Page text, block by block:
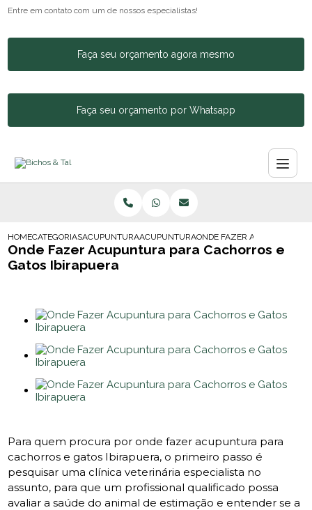
Entre em contato com um de nossos especialistas!
Faça seu orçamento agora mesmo
Faça seu orçamento por Whatsapp
HOMECATEGORIASACUPUNTURA ANIMALACUPUNTURA EM CAES E GATOS
ONDE FAZER ACUPUNTURA
Onde Fazer Acupuntura para Cachorros e
Gatos Ibirapuera
Para quem procura por onde fazer acupuntura para
cachorros e gatos Ibirapuera, o primeiro passo é
pesquisar uma clínica veterinária especialista no
assunto, para que um profissional qualificado possa
avaliar a saúde do animal de estimação e entender se a